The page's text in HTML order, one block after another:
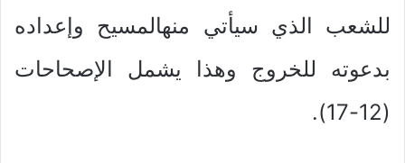
للشعب الذي سيأتي منهالمسيح وإعداده
بدعوته للخروج وهذا يشمل الإصحاحات
(12-17).